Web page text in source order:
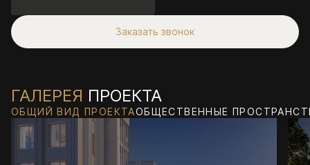
Заказать звонок
ГАЛЕРЕЯ ПРОЕКТА
ОБЩИЙ ВИД ПРОЕКТАОБЩЕСТВЕННЫЕ